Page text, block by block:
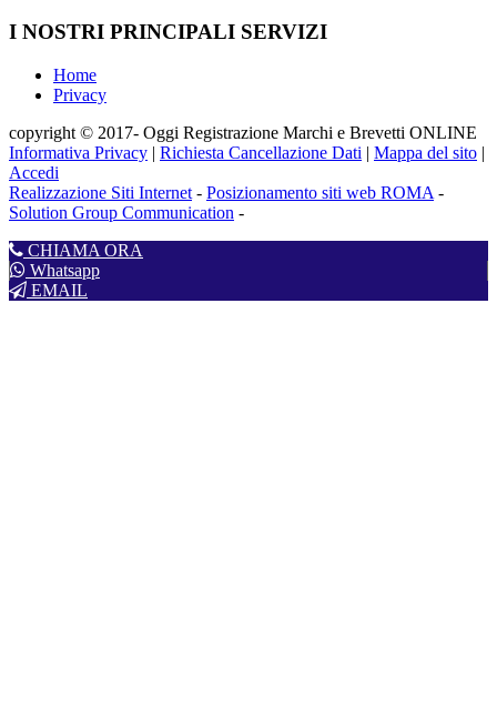
I NOSTRI PRINCIPALI SERVIZI
Home
Privacy
copyright © 2017- Oggi Registrazione Marchi e Brevetti ONLINE
Informativa Privacy | Richiesta Cancellazione Dati | Mappa del sito |
Accedi
Realizzazione Siti Internet - Posizionamento siti web ROMA -
Solution Group Communication -
CHIAMA ORA
Whatsapp
EMAIL